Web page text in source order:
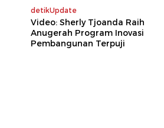
detikUpdate
Video: Sherly Tjoanda Raih
Anugerah Program Inovasi
Pembangunan Terpuji